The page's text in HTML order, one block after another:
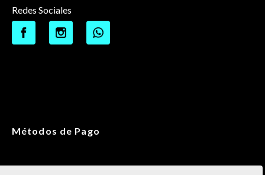
Redes Sociales
Métodos de Pago